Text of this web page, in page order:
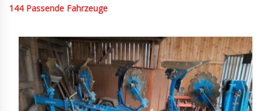
144 Passende Fahrzeuge